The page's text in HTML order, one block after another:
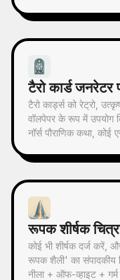
टैरो कार्ड जनरेटर
टैरो कार्ड्स को रेट्रो,
वॉलपेपर के रूप में उपयोग
नॉर्स पौराणिक कथा, कोई
करेगा। पूरे 78 कार्ड्स
से कार्ड निकालने और
कार्य को स्वयं कॉन्फ़िगर
रूपक शीर्षक
कोई भी शीर्षक दर्ज करें,
रूपक शैली' का संपादकीय
नीला + ऑफ-व्हाइट +